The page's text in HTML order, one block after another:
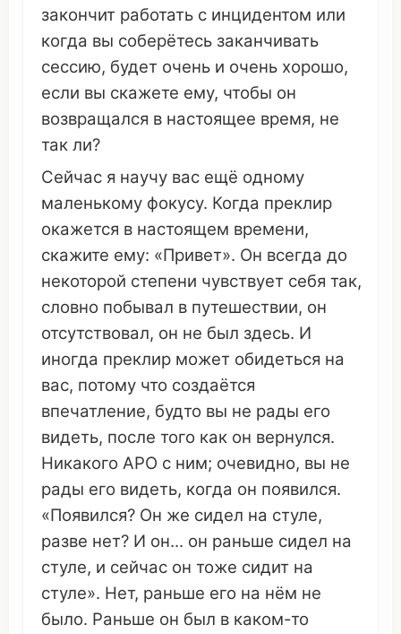
закончит работать с инцидентом или
когда вы соберётесь заканчивать
сессию, будет очень и очень хорошо,
если вы скажете ему, чтобы он
возвращался в настоящее время, не
так ли?
Сейчас я научу вас ещё одному
маленькому фокусу. Когда преклир
окажется в настоящем времени,
скажите ему: «Привет». Он всегда до
некоторой степени чувствует себя так,
словно побывал в путешествии, он
отсутствовал, он не был здесь. И
иногда преклир может обидеться на
вас, потому что создаётся
впечатление, будто вы не рады его
видеть, после того как он вернулся.
Никакого АРО с ним; очевидно, вы не
рады его видеть, когда он появился.
«Появился? Он же сидел на стуле,
разве нет? И он... он раньше сидел на
стуле, и сейчас он тоже сидит на
стуле». Нет, раньше его на нём не
было. Раньше он был в каком-то